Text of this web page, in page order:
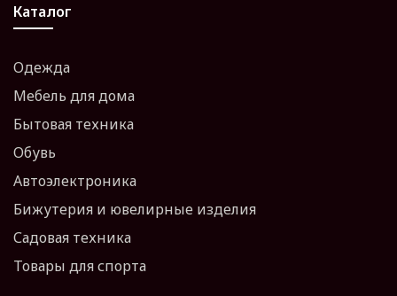
Каталог
Одежда
Мебель для дома
Бытовая техника
Обувь
Автоэлектроника
Бижутерия и ювелирные изделия
Садовая техника
Товары для спорта